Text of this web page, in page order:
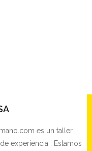
es un taller
experiencia . Estamos